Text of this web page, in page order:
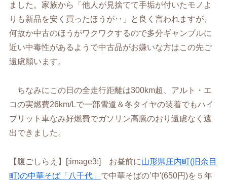
ました。家族から「他人が見捨てて手垢が付いたモノよ
りも新品を安く買ったほうが‥」と良く言われますが、
何故か中古のほうがワクワクするので多分ギャンブルに
近い中毒性があるようで中古品がお嫌いな方はこの先ご
遠慮願います。
ちなみにこの日の全走行距離は300km超、アルト・エ
コの実燃費26km/Lで一部雪道＆冬タイヤの装着でもハイ
ブリット車なみ好燃費でガソリン高騰のおり遠慮なく遠
出できました。
【腹ごしらえ】[:image3:] お昼前に山形県庄内町(旧余目
町)の中華そば「八千代」 で中華そばの’中'(650円)を５年